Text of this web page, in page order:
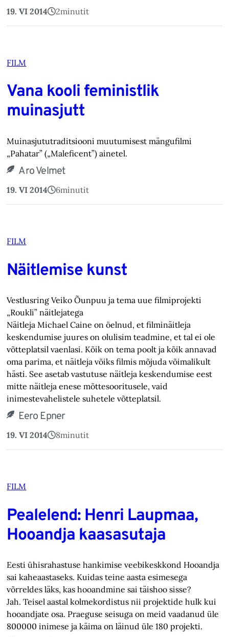
19. VI 2014 2minutit
FILM
Vana kooli feministlik
muinasjutt
Muinasjututraditsiooni muutumisest mängufilmi
„Pahatar” („Maleficent”) ainetel.
Aro Velmet
19. VI 2014 6minutit
FILM
Näitlemise kunst
Vestlusring Veiko Õunpuu ja tema uue filmiprojekti
„Roukli” näitlejatega
Näitleja Michael Caine on öelnud, et filminäitleja
keskendumise juures on olulisim teadmine, et tal ei ole
võtteplatsil vaenlasi. Kõik on tema poolt ja kõik annavad
oma parima, et näitleja võiks filmis mõjuda võimalikult
hästi. See asetab vastutuse näitleja keskendumise eest
mitte näitleja enese mõttesooritusele, vaid
inimestevahelistele suhetele võtteplatsil.
Eero Epner
19. VI 2014 8minutit
FILM
Pealelend: Henri Laupmaa,
Hooandja kaas­asutaja
Eesti ühisrahastuse hankimise veebikeskkond Hooandja
sai kaheaastaseks. Kuidas teine aasta esimesega
võrreldes läks, kas hooandmine sai täishoo sisse?
Jah. Teisel aastal kolmekordistus nii projektide hulk kui
hooandjate osa. Praeguse seisuga on meid vaadanud üle
800000 inimese ja käima on läinud üle 180 projekti.